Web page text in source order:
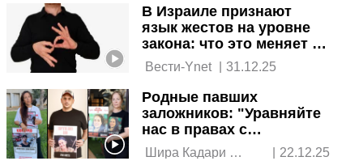
В Израиле признают
язык жестов на уровне
закона: что это меняет на
практике Вести-Ynet 31.12.25
Родные павших
заложников: "Уравняйте
нас в правах с
пережившими плен"
Шира Кадари
| 22.12.25